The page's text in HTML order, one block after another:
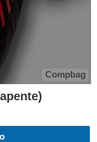
Compbag